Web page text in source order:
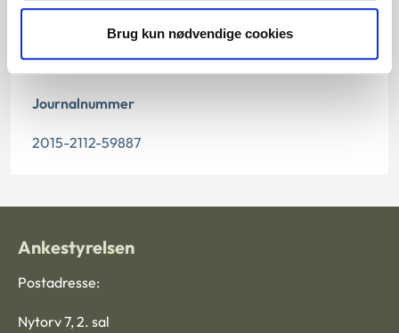
Brug kun nødvendige cookies
§ 41 § 1
Journalnummer
2015-2112-59887
Ankestyrelsen
Postadresse:
Nytorv 7, 2. sal